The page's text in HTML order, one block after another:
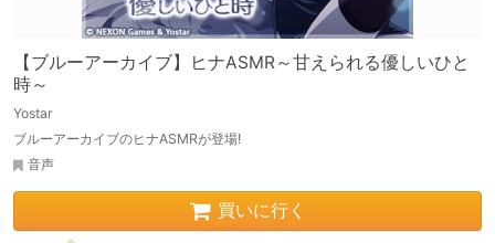
【ブルーアーカイブ】ヒナASMR～甘えられる優しいひと
時～
Yostar
ブルーアーカイブのヒナASMRが登場!
音声
買いに行く